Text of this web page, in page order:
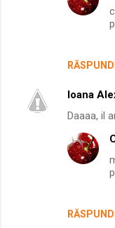
Ioana
Daaaa, il